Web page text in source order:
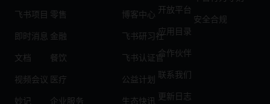
飞书项目
即时消息
文档
视频会议
妙记
零售
金融
餐饮
医疗
企业服务
博客中心
飞书研习社
飞书认证官
公益计划
生态快讯
开放平台
应用目录
合作伙伴
联系我们
更新日志
安全合规